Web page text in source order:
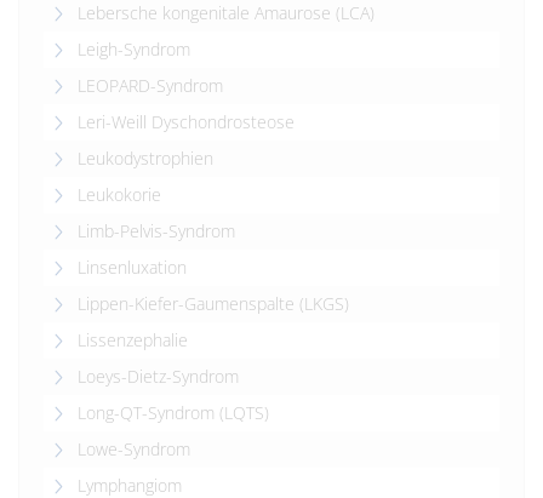
Lebersche kongenitale Amaurose (LCA)
Leigh-Syndrom
LEOPARD-Syndrom
Leri-Weill Dyschondrosteose
Leukodystrophien
Leukokorie
Limb-Pelvis-Syndrom
Linsenluxation
Lippen-Kiefer-Gaumenspalte (LKGS)
Lissenzephalie
Loeys-Dietz-Syndrom
Long-QT-Syndrom (LQTS)
Lowe-Syndrom
Lymphangiom